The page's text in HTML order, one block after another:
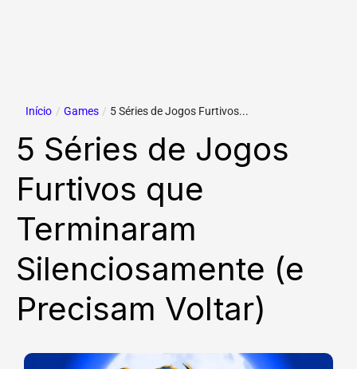
Início / Games / 5 Séries de Jogos Furtivos...
5 Séries de Jogos
Furtivos que
Terminaram
Silenciosamente (e
Precisam Voltar)